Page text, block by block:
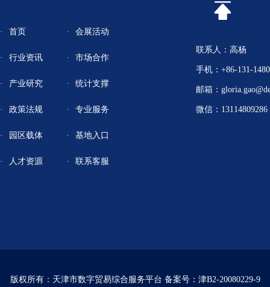
首页
行业资讯
产业研究
政策法规
园区载体
人才资源
会展活动
市场合作
统计支撑
专业服务
基地入口
联系客服
联系人：高杨
手机：+86-131-
邮箱：
微信：13114809286
版权所有：天津市数字贸易综合服务平台 备案号：津B2-20080229-9